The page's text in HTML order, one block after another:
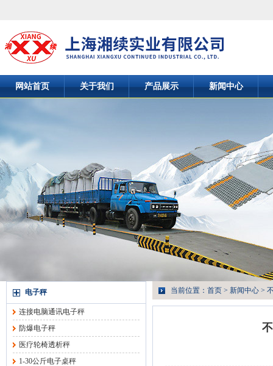
网站首页 关于我们 产品展示 新闻中心
电子秤
连接电脑通讯电子秤
防爆电子秤
医疗轮椅透析秤
1-30公斤电子桌秤
当前位置： 首页 > 新闻中心 >